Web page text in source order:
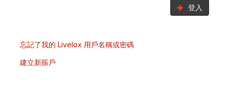
登入
忘記了我的 Livelox 用戶名稱或密碼
建立新賬戶